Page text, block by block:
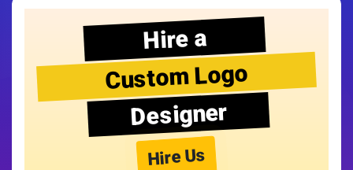
Hire a
Custom Logo
Designer
Hire Us